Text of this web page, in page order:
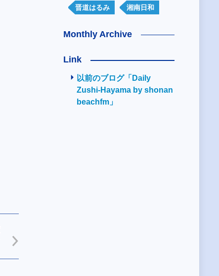
晋道はるみ 湘南日和
Monthly Archive
Link
以前のブログ「Daily
Zushi-Hayama by shonan
beachfm」